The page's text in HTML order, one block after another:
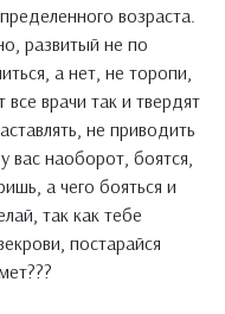
возраста.
развитый не по
а нет, не торопи,
все врачи так и твердят
не приводить
вас наоборот, боятся,
а чего бояться и
так как тебе
постарайся